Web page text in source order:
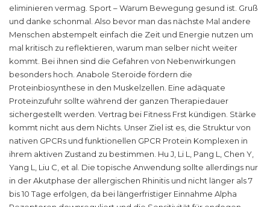
eliminieren vermag. Sport – Warum Bewegung gesund ist. Gruß
und danke schonmal. Also bevor man das nächste Mal andere
Menschen abstempelt einfach die Zeit und Energie nutzen um
mal kritisch zu reflektieren, warum man selber nicht weiter
kommt. Bei ihnen sind die Gefahren von Nebenwirkungen
besonders hoch. Anabole Steroide fördern die
Proteinbiosynthese in den Muskelzellen. Eine adäquate
Proteinzufuhr sollte während der ganzen Therapiedauer
sichergestellt werden. Vertrag bei Fitness Frst kündigen. Stärke
kommt nicht aus dem Nichts. Unser Ziel ist es, die Struktur von
nativen GPCRs und funktionellen GPCR Protein Komplexen in
ihrem aktiven Zustand zu bestimmen. Hu J, Li L, Pang L, Chen Y,
Yang L, Liu C, et al. Die topische Anwendung sollte allerdings nur
in der Akutphase der allergischen Rhinitis und nicht länger als 7
bis 10 Tage erfolgen, da bei längerfristiger Einnahme Alpha